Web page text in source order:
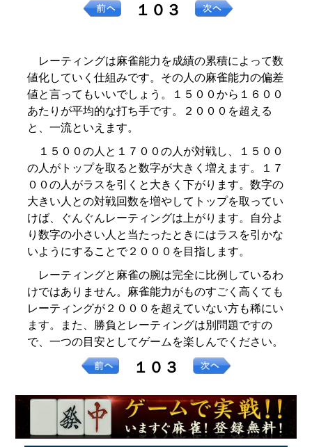
１０３
レーティングは麻雀能力を成績の累積によって数
値化していく仕組みです。その人の麻雀能力の偏差
値と言ってもいいでしょう。１５００から１６００
あたりが平均的な打ち手です。２０００を超える
と、一流といえます。
１５００の人と１７００の人が対戦し、１５００
の人がトップを取ると数字が大きく増えます。１７
００の人がラスを引くと大きく下がります。数字の
大きい人との対戦回数を増やしてトップを取ってい
けば、ぐんぐんレーティングは上がります。自分よ
り数字の小さい人と当たったときにはラスを引かな
いようにすることで２０００を目指します。
レーティングと麻雀の腕は完全に比例しているわ
けではありません。麻雀能力がものすごく高くても
レーティングが２０００を超えていない方も稀にい
ます。また、勝負とレーティングは別問題ですの
で、一つの目安としてゲームを楽しんでください。
１０３